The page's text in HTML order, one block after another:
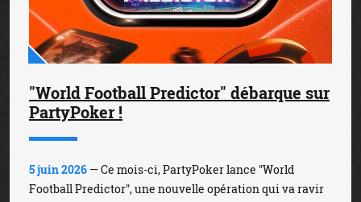
"World Football Predictor" débarque sur
PartyPoker !
5 juin 2026 — Ce mois-ci, PartyPoker lance "World
Football Predictor", une nouvelle opération qui va ravir